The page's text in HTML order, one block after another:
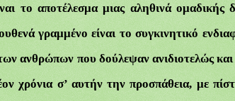
το αποτέλεσμα μιας αληθινά ομαδικής
γραμμένο είναι το συγκινητικό
ανθρώπων που δούλεψαν ανιδιοτελώς
χρόνια σ’ αυτήν την προσπάθεια, με